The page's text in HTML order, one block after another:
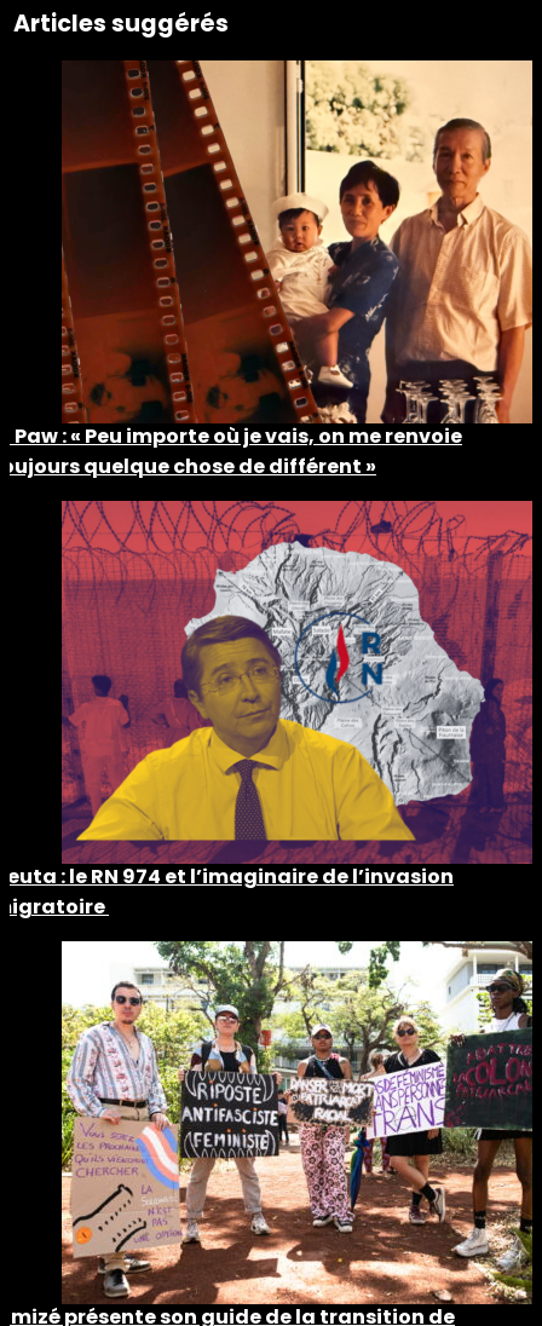
Articles suggérés
Paw : « Peu importe où je vais, on me renvoie
quelque chose de différent »
: le RN 974 et l’imaginaire de l’invasion
présente son guide de la transition de